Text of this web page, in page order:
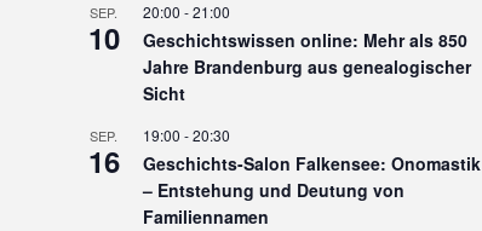
SEP.
10
20:00 -21:00
Geschichtswissen online: Mehr als 850
Jahre Brandenburg aus genealogischer
Sicht
SEP.
16
19:00 -20:30
Geschichts-Salon Falkensee: Onomastik
– Entstehung und Deutung von
Familiennamen